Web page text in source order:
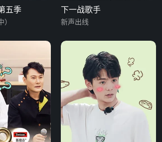
五季 下一战歌手
新声出线